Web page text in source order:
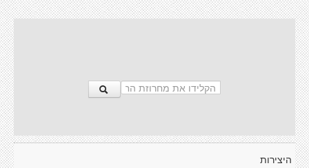
היצירות